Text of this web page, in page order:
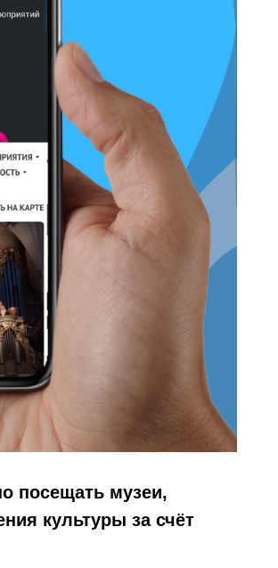
посещать музеи,
культуры за счёт